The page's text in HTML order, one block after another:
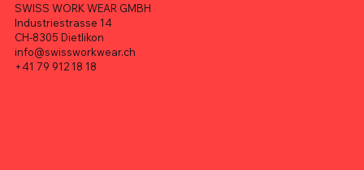
SWISS WORK WEAR GMBH
Industriestrasse 14
CH-8305 Dietlikon
info@swissworkwear.ch
+41 79 912 18 18